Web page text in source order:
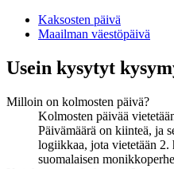
Kaksosten päivä
Maailman väestöpäivä
Usein kysytyt
Milloin on kolmosten päivä?
Kolmosten päivää
Päivämäärä on kiinteä, ja
logiikkaa, jota vietetään
suomalaisen